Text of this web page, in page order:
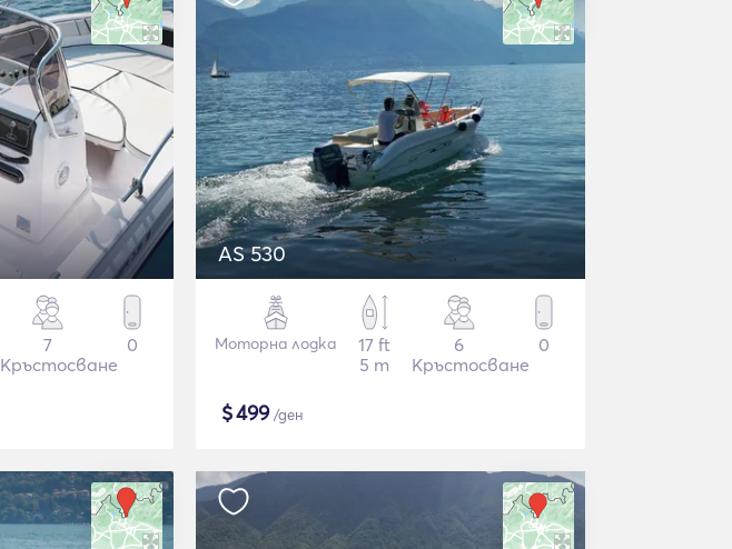
7
Кръстосване
0
AS 530
Моторна лодка
17 ft
5 m
6
Кръстосване
0
$499/ден